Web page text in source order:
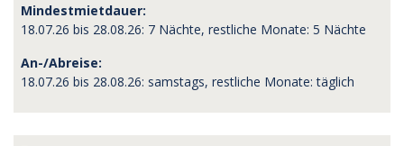
Mindestmietdauer:
18.07.26 bis 28.08.26: 7 Nächte, restliche Monate: 5 Nächte
An-/Abreise:
18.07.26 bis 28.08.26: samstags, restliche Monate: täglich